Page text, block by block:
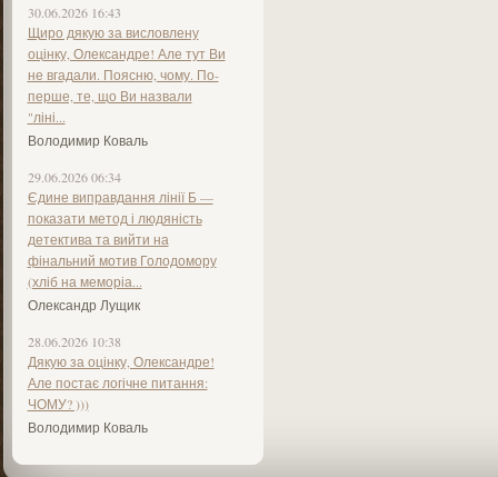
30.06.2026 16:43
Щиро дякую за висловлену
оцінку, Олександре! Але тут Ви
не вгадали. Поясню, чому. По-
перше, те, що Ви назвали
"ліні...
Володимир Коваль
29.06.2026 06:34
Єдине виправдання лінії Б —
показати метод і людяність
детектива та вийти на
фінальний мотив Голодомору
(хліб на меморіа...
Олександр Лущик
28.06.2026 10:38
Дякую за оцінку, Олександре!
Але постає логічне питання:
ЧОМУ? )))
Володимир Коваль